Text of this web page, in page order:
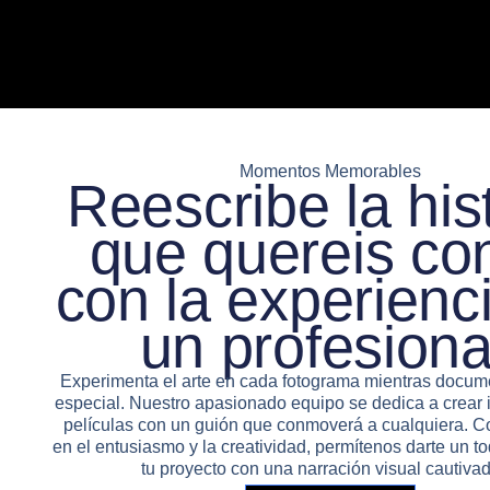
Momentos Memorables
Reescribe la
que quereis
con la
un
Experimenta el arte en cada fotograma mientras
especial. Nuestro apasionado equipo se dedica a crear
películas con un guión que conmoverá a cualquiera.
en el entusiasmo y la creatividad, permítenos darte un
tu proyecto con una narración visual